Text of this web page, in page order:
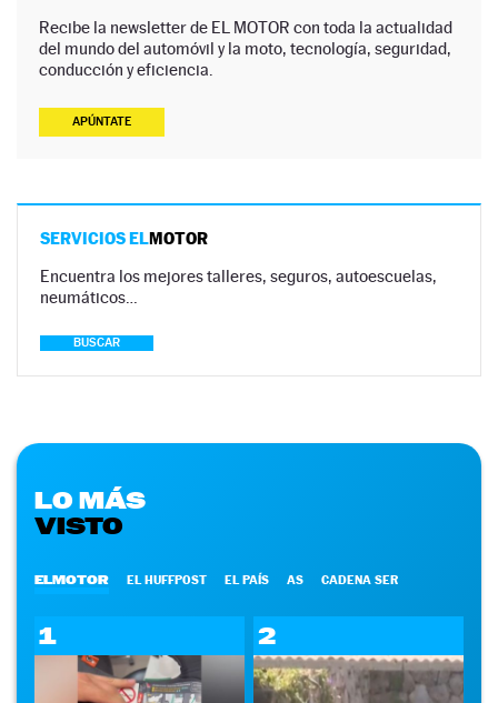
Recibe la newsletter de EL MOTOR con toda la actualidad
del mundo del automóvil y la moto, tecnología, seguridad,
conducción y eficiencia.
APÚNTATE
SERVICIOS ELMOTOR
Encuentra los mejores talleres, seguros, autoescuelas,
neumáticos…
BUSCAR
LO MÁS
VISTO
ELMOTOR EL HUFFPOST EL PAÍS AS CADENA SER
1 2